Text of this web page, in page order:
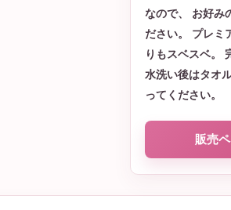
なので、 お好み
ださい。 プレミ
りもスベスベ。
水洗い後はタオ
ってください。
販売